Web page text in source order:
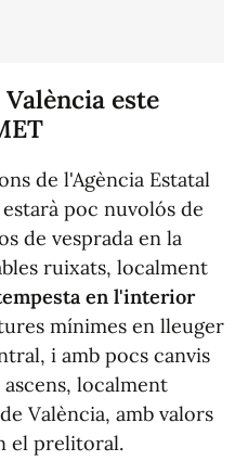
este
de l'Agència Estatal
poc nuvolós de
de vesprada en la
ruixats, localment
en l'interior
mínimes en lleuger
i amb pocs canvis
localment
València, amb valors
el prelitoral.